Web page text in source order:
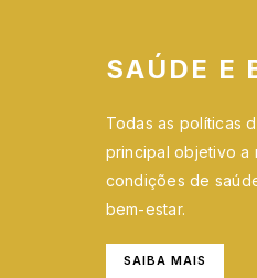
SAÚDE E
Todas as políticas
principal objetivo a
condições de
bem-estar.
SAIBA MAIS